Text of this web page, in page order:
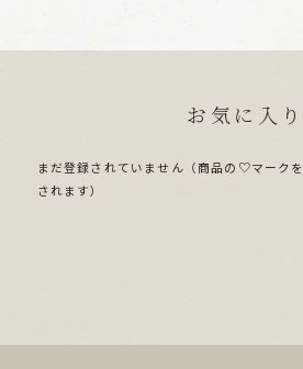
お気に入り
まだ登録されていません（商品の♡マーク
されます）